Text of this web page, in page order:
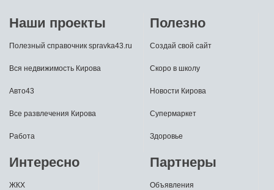
Наши проекты
Полезный справочник spravka43.ru
Вся недвижимость Кирова
Авто43
Все развлечения Кирова
Работа
Полезно
Создай свой сайт
Скоро в школу
Новости Кирова
Супермаркет
Здоровье
Интересно
ЖКХ
Партнеры
Объявления